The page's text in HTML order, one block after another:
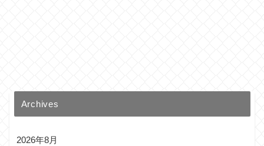
Archives
2026年8月